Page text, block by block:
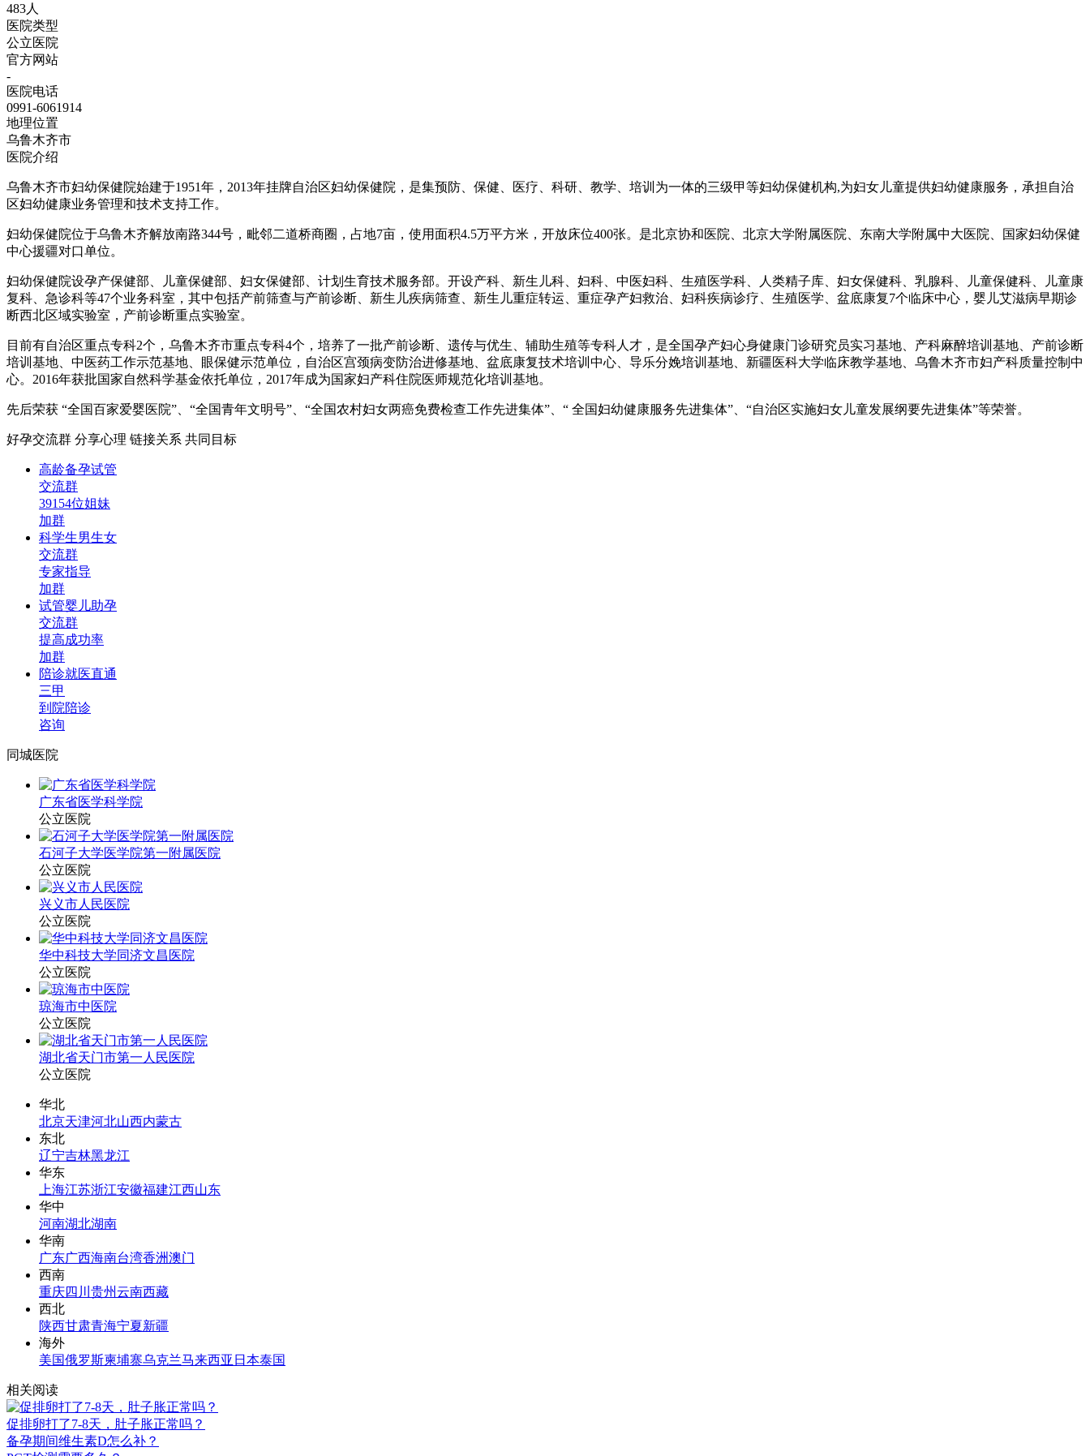
483人
医院类型
公立医院
官方网站
-
医院电话
0991-6061914
地理位置
乌鲁木齐市
医院介绍
乌鲁木齐市妇幼保健院始建于1951年，2013年挂牌自治区妇幼保健院，是集预防、保健、医疗、科研、教学、培训为一体的三级甲等妇幼保健机构,为妇女儿童提供妇幼健康服务，承担自治
区妇幼健康业务管理和技术支持工作。
妇幼保健院位于乌鲁木齐解放南路344号，毗邻二道桥商圈，占地7亩，使用面积4.5万平方米，开放床位400张。是北京协和医院、北京大学附属医院、东南大学附属中大医院、国家妇幼保健
中心援疆对口单位。
妇幼保健院设孕产保健部、儿童保健部、妇女保健部、计划生育技术服务部。开设产科、新生儿科、妇科、中医妇科、生殖医学科、人类精子库、妇女保健科、乳腺科、儿童保健科、儿童康
复科、急诊科等47个业务科室，其中包括产前筛查与产前诊断、新生儿疾病筛查、新生儿重症转运、重症孕产妇救治、妇科疾病诊疗、生殖医学、盆底康复7个临床中心，婴儿艾滋病早期诊
断西北区域实验室，产前诊断重点实验室。
目前有自治区重点专科2个，乌鲁木齐市重点专科4个，培养了一批产前诊断、遗传与优生、辅助生殖等专科人才，是全国孕产妇心身健康门诊研究员实习基地、产科麻醉培训基地、产前诊断
培训基地、中医药工作示范基地、眼保健示范单位，自治区宫颈病变防治进修基地、盆底康复技术培训中心、导乐分娩培训基地、新疆医科大学临床教学基地、乌鲁木齐市妇产科质量控制中
心。2016年获批国家自然科学基金依托单位，2017年成为国家妇产科住院医师规范化培训基地。
先后荣获 “全国百家爱婴医院”、“全国青年文明号”、“全国农村妇女两癌免费检查工作先进集体”、“ 全国妇幼健康服务先进集体”、“自治区实施妇女儿童发展纲要先进集体”等荣誉。
好孕交流群 分享心理 链接关系 共同目标
高龄备孕试管
交流群
39154位姐妹
加群
科学生男生女
交流群
专家指导
加群
试管婴儿助孕
交流群
提高成功率
加群
陪诊就医直通
三甲
到院陪诊
咨询
同城医院
广东省医学科学院
公立医院
石河子大学医学院第一附属医院
公立医院
兴义市人民医院
公立医院
华中科技大学同济文昌医院
公立医院
琼海市中医院
公立医院
湖北省天门市第一人民医院
公立医院
华北
北京天津河北山西内蒙古
东北
辽宁吉林黑龙江
华东
上海江苏浙江安徽福建江西山东
华中
河南湖北湖南
华南
广东广西海南台湾香洲澳门
西南
重庆四川 贵州云南西藏
西北
陕西甘肃青海宁夏新疆
海外
美国俄罗斯柬埔寨乌克兰马来西亚 日本泰国
相关阅读
促排卵打了7-8天，肚子胀正常吗？
备孕期间维生素D怎么补？